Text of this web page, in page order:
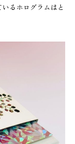
るホログラムはと